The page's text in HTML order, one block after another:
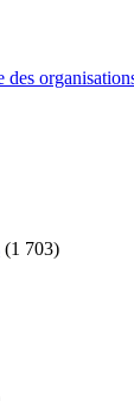
des
(1 703)